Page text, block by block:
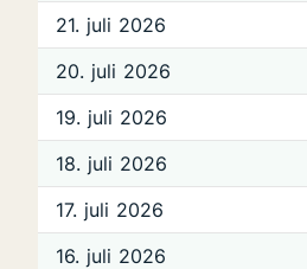
21. juli 2026
20. juli 2026
19. juli 2026
18. juli 2026
17. juli 2026
16. juli 2026